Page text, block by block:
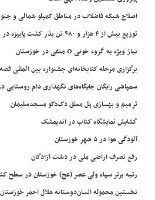
اصلاح شبکه فاضلاب در مناطق کمپلو شمالی و
توزیع بیش از ۴ هزار و ۴۸۰ تن بذر کشت پاییزه در خوزستان
نیاز ویژه به گروه خونی O منفی در خوزستان
برگزاری مرحله کتابخانه‌ای جشنواره بین المللی
سمپاشی رایگان جایگاه‌های نگهداری دام روستایی
ترمیم و بهسازی پل معلق دک‌دکو مسجدسلیمان
گشایش نمایشگاه کتاب در اندیمشک
آلودگی هوا در ۵ شهر خوزستان
رفع تصرف اراضی ملی در دشت آزادگان
رتبه برتر سپاه ولی عصر (عج) خوزستان در سطح
نخستین محموله انسان‌دوستانه هلال احمر